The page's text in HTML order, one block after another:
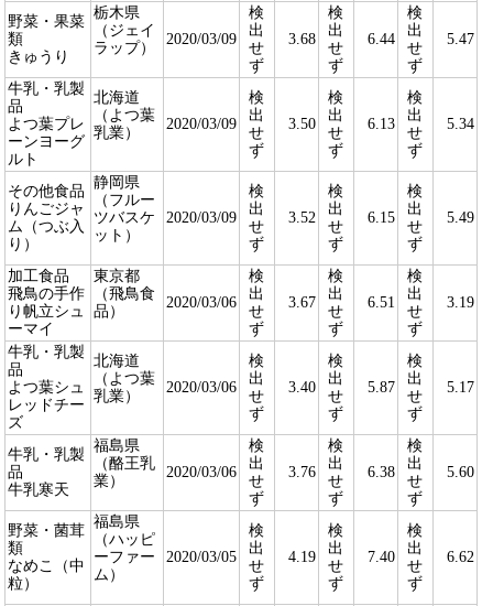
野菜・果菜
類
きゅうり
栃木県
（ジェイ
ラップ）
2020/03/09
検
出
せ
ず
3.68
検
出
せ
ず
6.44
検
出
せ
ず
5.47
牛乳・乳製
品
よつ葉プレ
ーンヨーグ
ルト
北海道
（よつ葉
乳業）
2020/03/09
検
出
せ
ず
3.50
検
出
せ
ず
6.13
検
出
せ
ず
5.34
その他食品
りんごジャ
ム（つぶ入
り）
静岡県
（フルー
ツバスケ
ット）
2020/03/09
検
出
せ
ず
3.52
検
出
せ
ず
6.15
検
出
せ
ず
5.49
加工食品
飛鳥の手作
り帆立シュ
ーマイ
東京都
（飛鳥食
品）
2020/03/06
検
出
せ
ず
3.67
検
出
せ
ず
6.51
検
出
せ
ず
3.19
牛乳・乳製
品
よつ葉シュ
レッドチー
ズ
北海道
（よつ葉
乳業）
2020/03/06
検
出
せ
ず
3.40
検
出
せ
ず
5.87
検
出
せ
ず
5.17
牛乳・乳製
品
牛乳寒天
福島県
（酪王乳
業）
2020/03/06
検
出
せ
ず
3.76
検
出
せ
ず
6.38
検
出
せ
ず
5.60
野菜・菌茸
類
なめこ（中
粒）
福島県
（ハッピ
ーファー
ム）
2020/03/05
検
出
せ
ず
4.19
検
出
せ
ず
7.40
検
出
せ
ず
6.62